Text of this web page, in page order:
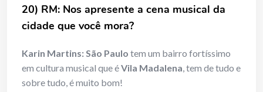
20) RM: Nos apresente a cena musical da
cidade que você mora?
Karin Martins:São Paulo tem um bairro fortíssimo
em cultura musical que éVila Madalena, tem de tudo e
sobre tudo, é muito bom!